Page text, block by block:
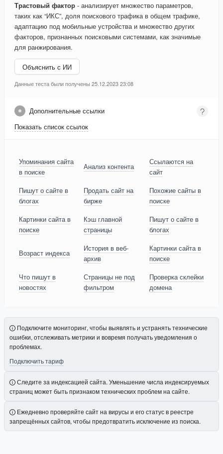
Трастовый фактор - анализирует множество параметров,
таких как “ИКС”, доля поискового трафика в общем трафике,
адаптацию под мобильные устройства и множество других
факторов, признанных поисковыми системами, как значимые
для ранжирования.
Объяснить с ИИ
Данные теста были получены 25.12.2023 23:08
Дополнительные ссылки
Показать список ссылок
Упоминания сайта
в поиске
Анализ контента
Ссылаются на
сайт
Пишут о сайте в
блогах
Продать сайт на
бирже
Похожие сайты в
поиске
Картинки сайта в
поиске
Кэш главной
страницы
Пишут о сайте в
блогах
Возраст индекса
История в веб-
архив
Картинки сайта в
поиске
Что пишут в
новостях
Страницы не под
фильтром
Проверка склейки
домена
Подключите мониторинг, чтобы выявлять и устранять технические
ошибки, отслеживать метрики и вовремя получать уведомления о
проблемах.
Подключить тариф
Следите за индексацией сайта. Уменьшение числа индексируемых
страниц может быть признаком технических проблем на сайте.
Ежедневно проверяйте сайт на вирусы и его статус в реестре
запрещённых сайтов, чтобы предотвратить исключение из поиска.